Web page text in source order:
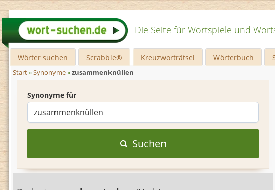
Die Seite für Wortspiele und
Wörter suchen Scrabble® Kreuzworträtsel Wörterbuch
Start»Synonyme»zusammenknüllen
Synonyme für
Suchen